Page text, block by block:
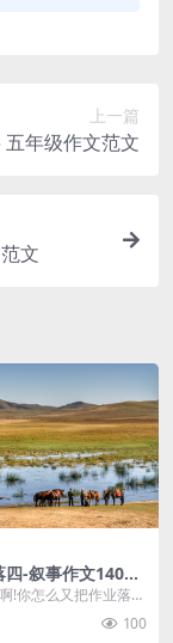
上一篇
年级作文范文
文
四-叙事作文1400
范文
!你怎么又把作业落在
哎呦!怎么办!我好像
100